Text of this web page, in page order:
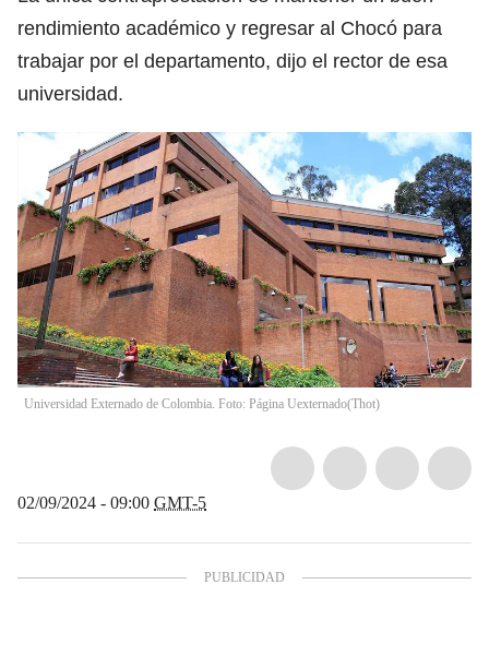
rendimiento académico y regresar al Chocó para
trabajar por el departamento, dijo el rector de esa
universidad.
Universidad Externado de Colombia. Foto: Página Uexternado(Thot)
02/09/2024 - 09:00 GMT-5